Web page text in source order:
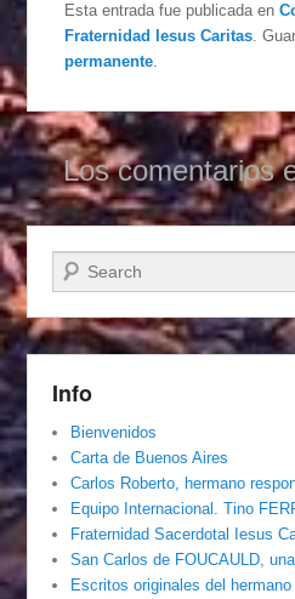
Esta entrada fue publicada en
Fraternidad Iesus Caritas.
permanente.
Los comentarios
Buscar
Info
Bienvenidos
Carta de Buenos Aires
Carlos Roberto, hermano
Equipo Internacional. Tino
Fraternidad Sacerdotal Iesus
San Carlos de FOUCAULD,
Escritos originales del